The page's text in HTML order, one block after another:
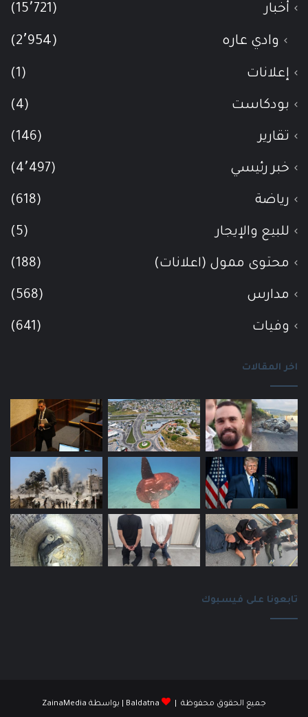
أخبار (15٬721)
وادي عاره (2٬954)
إعلانات (1)
بودكاست (4)
تقارير (146)
خبر رئيسي (4٬497)
رياضة (618)
للبيع والإيجار (5)
محتوى ممول (اعلانات) (188)
مدارس (568)
وفيات (641)
اخر المقالات
تابعونا على فيسبوك
جميع الحقوق محفوظة | Baldatna | بواسطة ZainaMedia